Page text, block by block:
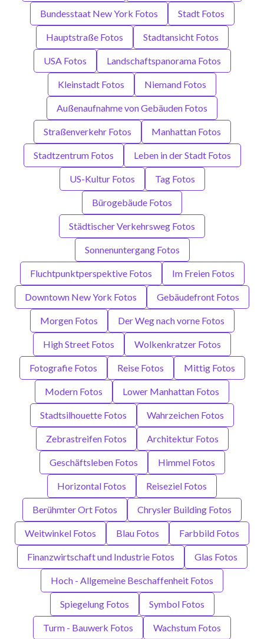
Bundesstaat New York Fotos Stadt Fotos
Hauptstraße Fotos Stadtansicht Fotos
USA Fotos Landschaftspanorama Fotos
Kleinstadt Fotos Niemand Fotos
Außenaufnahme von Gebäuden Fotos
Straßenverkehr Fotos Manhattan Fotos
Stadtzentrum Fotos Leben in der Stadt Fotos
US-Kultur Fotos Tag Fotos
Bürogebäude Fotos
Städtischer Verkehrsweg Fotos
Sonnenuntergang Fotos
Fluchtpunktperspektive Fotos Im Freien Fotos
Downtown New York Fotos Gebäudefront Fotos
Morgen Fotos Der Weg nach vorne Fotos
High Street Fotos Wolkenkratzer Fotos
Fotografie Fotos Reise Fotos Mittig Fotos
Modern Fotos Lower Manhattan Fotos
Stadtsilhouette Fotos Wahrzeichen Fotos
Zebrastreifen Fotos Architektur Fotos
Geschäftsleben Fotos Himmel Fotos
Horizontal Fotos Reiseziel Fotos
Berühmter Ort Fotos Chrysler Building Fotos
Weitwinkel Fotos Blau Fotos Farbbild Fotos
Finanzwirtschaft und Industrie Fotos Glas Fotos
Hoch - Allgemeine Beschaffenheit Fotos
Spiegelung Fotos Symbol Fotos
Turm - Bauwerk Fotos Wachstum Fotos